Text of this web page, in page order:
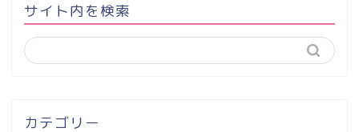
サイト内を検索
カテゴリー